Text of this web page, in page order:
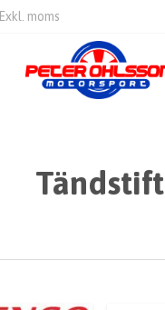
Exkl. moms
Tändstift